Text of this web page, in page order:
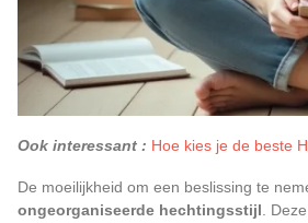
Ook interessant : Hoe kies je de beste
De moeilijkheid om een beslissing te
ongeorganiseerde hechtingsstijl.